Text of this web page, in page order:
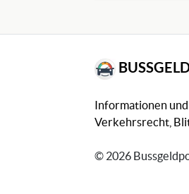
Informationen
Verkehrsrecht,
© 2026